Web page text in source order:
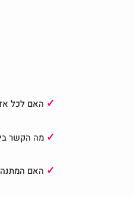
✓ האם לכל
✓ מה הקשר
✓ האם המתנה